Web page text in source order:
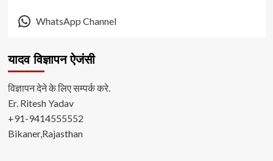
WhatsApp Channel
यादव विज्ञापन ऐजंसी
विज्ञापन देने के लिए सम्पर्क करे.
Er. Ritesh Yadav
+91-9414555552
Bikaner,Rajasthan